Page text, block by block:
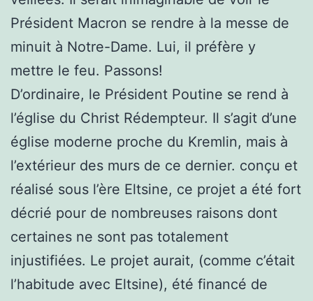
Président Macron se rendre à la messe de
minuit à Notre-Dame. Lui, il préfère y
mettre le feu. Passons!
D’ordinaire, le Président Poutine se rend à
l’église du Christ Rédempteur. Il s’agit d’une
église moderne proche du Kremlin, mais à
l’extérieur des murs de ce dernier. conçu et
réalisé sous l’ère Eltsine, ce projet a été fort
décrié pour de nombreuses raisons dont
certaines ne sont pas totalement
injustifiées. Le projet aurait, (comme c’était
l’habitude avec Eltsine), été financé de